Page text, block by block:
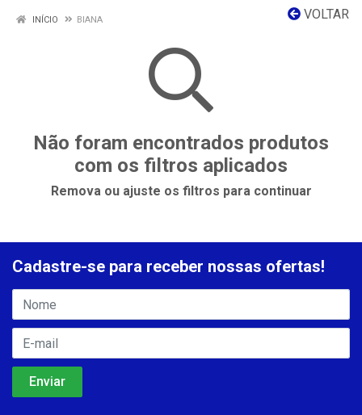
VOLTAR
INÍCIO BIANA
Não foram encontrados produtos
com os filtros aplicados
Remova ou ajuste os filtros para continuar
Cadastre-se para receber nossas ofertas!